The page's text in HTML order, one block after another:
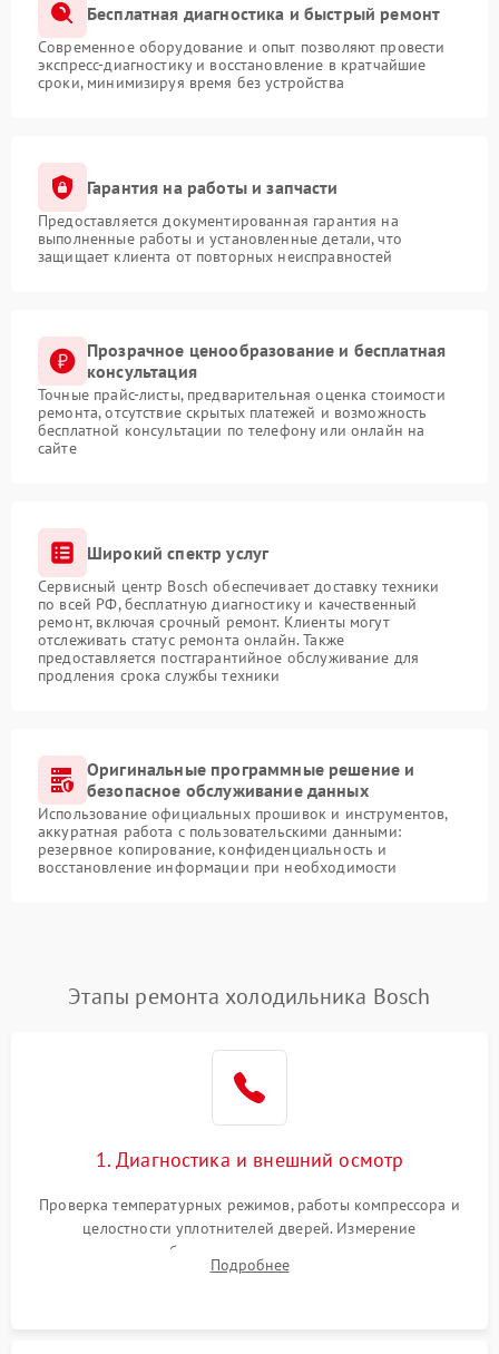
Бесплатная диагностика и быстрый ремонт
Современное оборудование и опыт позволяют провести
экспресс-диагностику и восстановление в кратчайшие
сроки, минимизируя время без устройства
Гарантия на работы и запчасти
Предоставляется документированная гарантия на
выполненные работы и установленные детали, что
защищает клиента от повторных неисправностей
Прозрачное ценообразование и бесплатная
консультация
Точные прайс-листы, предварительная оценка стоимости
ремонта, отсутствие скрытых платежей и возможность
бесплатной консультации по телефону или онлайн на
сайте
Широкий спектр услуг
Сервисный центр Bosch обеспечивает доставку техники
по всей РФ, бесплатную диагностику и качественный
ремонт, включая срочный ремонт. Клиенты могут
отслеживать статус ремонта онлайн. Также
предоставляется постгарантийное обслуживание для
продления срока службы техники
Оригинальные программные решение и
безопасное обслуживание данных
Использование официальных прошивок и инструментов,
аккуратная работа с пользовательскими данными:
резервное копирование, конфиденциальность и
восстановление информации при необходимости
Этапы ремонта холодильника Bosch
1. Диагностика и внешний осмотр
Проверка температурных режимов, работы компрессора и
целостности уплотнителей дверей. Измерение
сопротивления обмоток мотора, проверка термостата и
считывание кодов ошибок с электронного дисплея.
Подробнее